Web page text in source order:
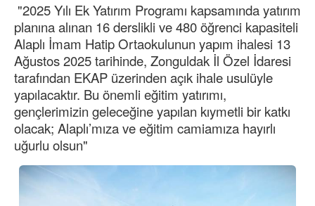
"2025 Yılı Ek Yatırım Programı kapsamında yatırım
planına alınan 16 derslikli ve 480 öğrenci kapasiteli
Alaplı İmam Hatip Ortaokulunun yapım ihalesi 13
Ağustos 2025 tarihinde, Zonguldak İl Özel İdaresi
tarafından EKAP üzerinden açık ihale usulüyle
yapılacaktır. Bu önemli eğitim yatırımı,
gençlerimizin geleceğine yapılan kıymetli bir katkı
olacak; Alaplı’mıza ve eğitim camiamıza hayırlı
uğurlu olsun"